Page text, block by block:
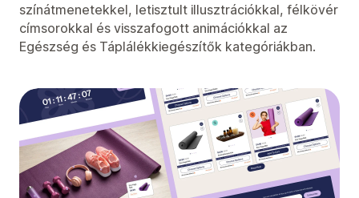
színátmenetekkel, letisztult illusztrációkkal, félkövér
címsorokkal és visszafogott animációkkal az
Egészség és Táplálékkiegészítők kategóriákban.